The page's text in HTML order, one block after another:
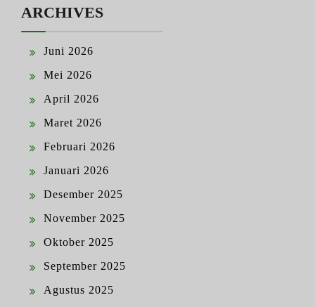
ARCHIVES
Juni 2026
Mei 2026
April 2026
Maret 2026
Februari 2026
Januari 2026
Desember 2025
November 2025
Oktober 2025
September 2025
Agustus 2025